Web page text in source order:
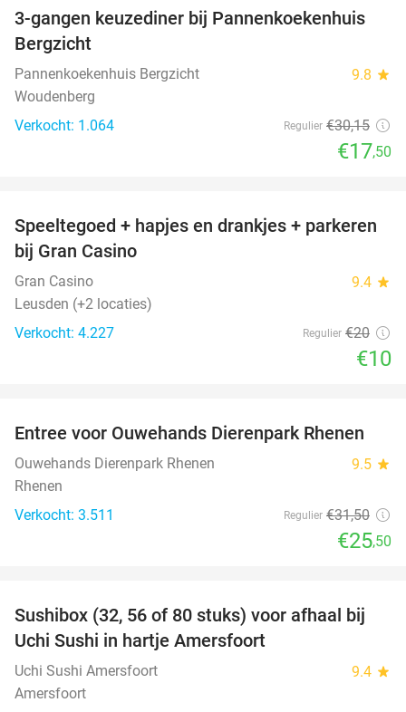
42%
3-gangen keuzediner bij Pannenkoekenhuis
Bergzicht
Pannenkoekenhuis Bergzicht 9.8 star
Woudenberg
Verkocht: 1.064
Regulier €30,15
€17,50
50%
Speeltegoed + hapjes en drankjes + parkeren
bij Gran Casino
Gran Casino 9.4 star
Leusden (+2 locaties)
Verkocht: 4.227
Regulier €20
€10
19%
Entree voor Ouwehands Dierenpark Rhenen
Ouwehands Dierenpark Rhenen 9.5 star
Rhenen
Verkocht: 3.511
Regulier €31,50
€25,50
50%
Sushibox (32, 56 of 80 stuks) voor afhaal bij
Uchi Sushi in hartje Amersfoort
Uchi Sushi Amersfoort 9.4 star
Amersfoort